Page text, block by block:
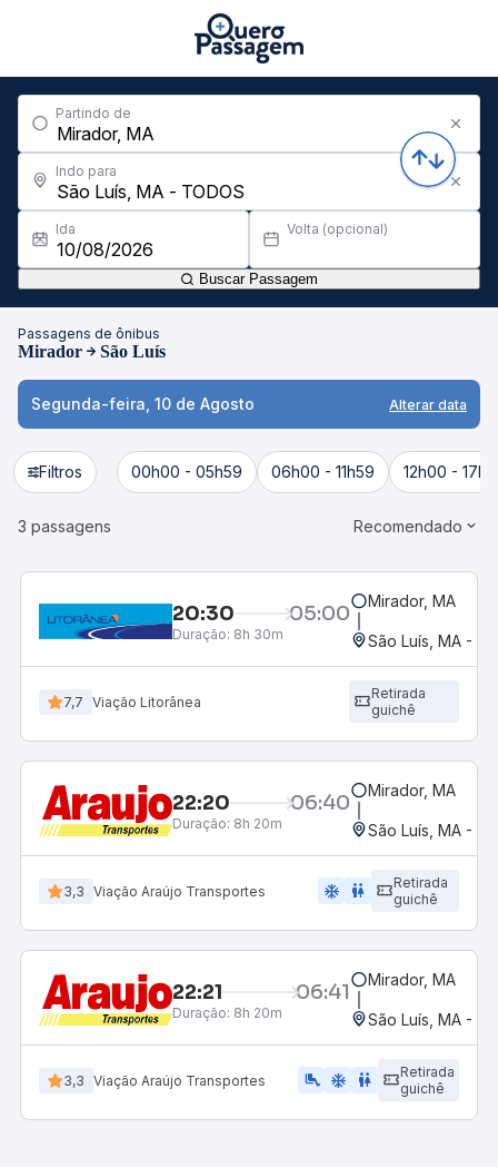
Partindo de
Indo para
Ida Volta (opcional)
Buscar Passagem
Passagens de ônibus
Mirador São Luís
Segunda-feira, 10 de Agosto Alterar data
Filtros 00h00 - 05h59 06h00 - 11h59 12h00 -
3 passagens Recomendado
20:30 05:00
Duração: 8h 30m
Mirador, MA
São Luís, MA -
7,7 Viação Litorânea
Retirada
guichê
22:20 06:40
Duração: 8h 20m
Mirador, MA
São Luís, MA -
3,3 Viação Araújo Transportes ac_unit wc
Retirada
guichê
22:21 06:41
Duração: 8h 20m
Mirador, MA
São Luís, MA -
3,3 Viação Araújo Transportes airline_seat_legroom_extra ac_unit wc
Retirada
guichê